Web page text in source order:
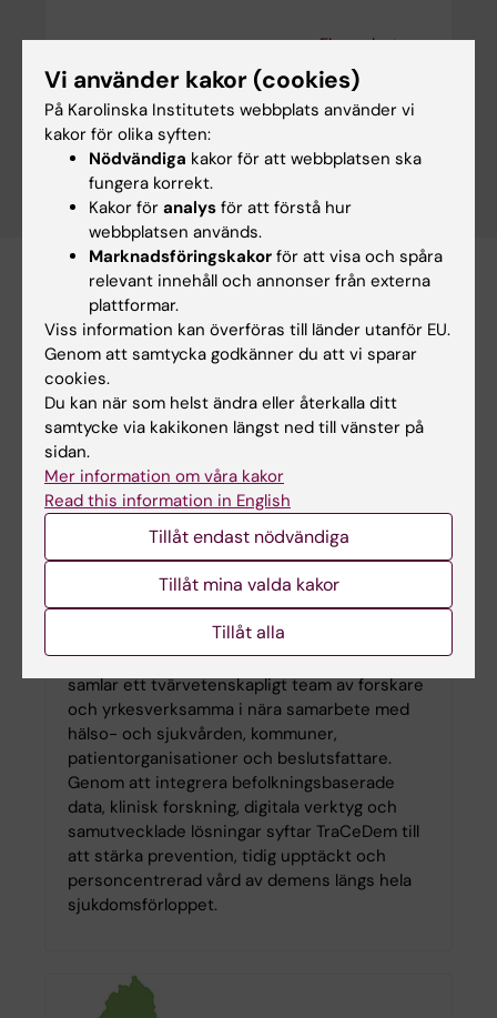
Fler nyheter
Resurser
TraCeDem – KI transdisciplinära
forskningscenter för individanpassad
demensprevention, vård och omsorg
TraCeDem leds av Karolinska Institutet och
samlar ett tvärvetenskapligt team av forskare
och yrkesverksamma i nära samarbete med
hälso- och sjukvården, kommuner,
patientorganisationer och beslutsfattare.
Genom att integrera befolkningsbaserade
data, klinisk forskning, digitala verktyg och
samutvecklade lösningar syftar TraCeDem till
att stärka prevention, tidig upptäckt och
personcentrerad vård av demens längs hela
sjukdomsförloppet.
Vi använder kakor (cookies)
På Karolinska Institutets webbplats använder vi
kakor för olika syften:
Nödvändiga kakor för att webbplatsen ska
fungera korrekt.
Kakor för analys för att förstå hur
webbplatsen används.
Marknadsföringskakor för att visa och spåra
relevant innehåll och annonser från externa
plattformar.
Viss information kan överföras till länder utanför EU.
Genom att samtycka godkänner du att vi sparar
cookies.
Du kan när som helst ändra eller återkalla ditt
samtycke via kakikonen längst ned till vänster på
sidan.
Mer information om våra kakor
Read this information in English
Tillåt endast nödvändiga
Tillåt mina valda kakor
Tillåt alla